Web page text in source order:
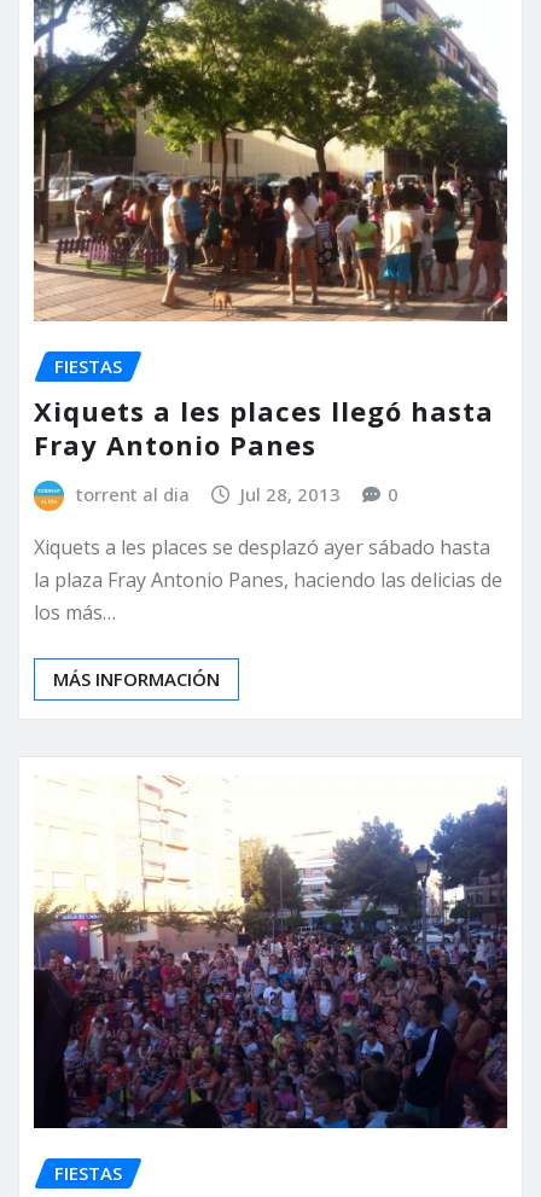
FIESTAS
Xiquets a les places llegó hasta
Fray Antonio Panes
torrent al dia Jul 28, 2013 0
Xiquets a les places se desplazó ayer sábado hasta
la plaza Fray Antonio Panes, haciendo las delicias de
los más…
MÁS INFORMACIÓN
FIESTAS